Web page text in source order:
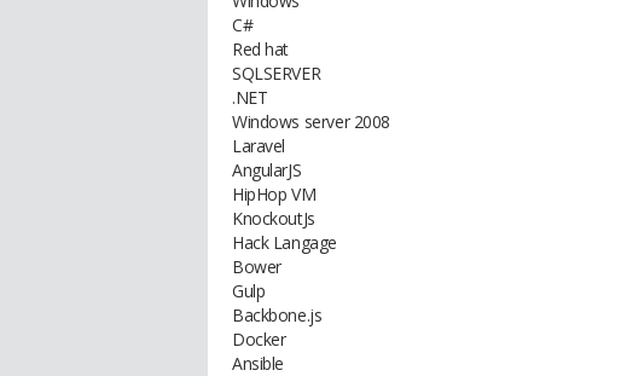
C#
Red hat
SQLSERVER
.NET
Windows server 2008
Laravel
AngularJS
HipHop VM
KnockoutJs
Hack Langage
Bower
Gulp
Backbone.js
Docker
Ansible